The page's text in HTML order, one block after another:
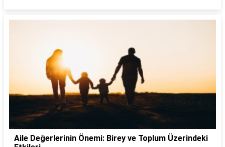
Aile Değerlerinin Önemi: Birey ve Toplum Üzerindeki